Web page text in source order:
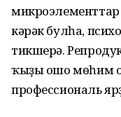
кәрәк булһа,
тикшерә.
ҡыҙы ошо мөһим
профессиональ